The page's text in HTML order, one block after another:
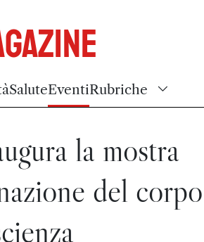
SaluteEventiRubriche
la mostra
del corpo